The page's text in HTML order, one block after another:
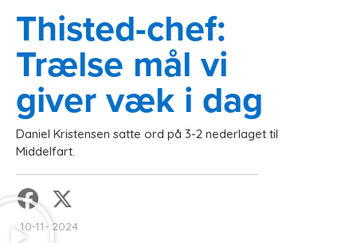
Thisted-chef:
Trælse mål vi
giver væk i dag
Daniel Kristensen satte ord på 3-2 nederlaget til
Middelfart.
10-11- 2024